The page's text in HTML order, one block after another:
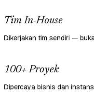
Tim In-House
Dikerjakan tim sendiri —
100+ Proyek
Dipercaya bisnis dan